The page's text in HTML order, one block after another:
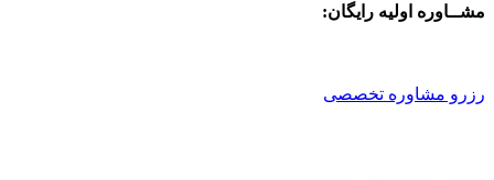
مشــاوره اولیه رایگان:
رزرو مشاوره تخصصی